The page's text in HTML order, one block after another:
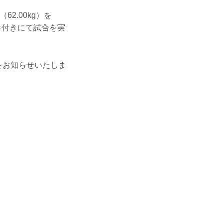
62.00kg）を
きにて試合を実
知らせいたしま